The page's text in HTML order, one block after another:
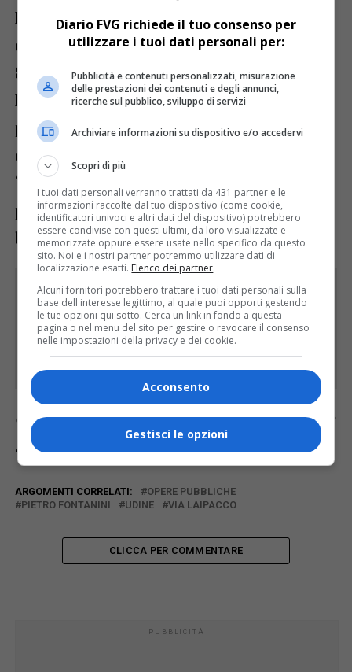
La nuova pista, realizzata con un asfalto
drenante di colore rosso, di sviluppa per
800 metri lungo il versante nord di via
Laipacco. Tra le sue particolarità ha la
presenza di speciali archetti in
corrispondenza dei passi carrai, per
“proteggere” l’uscita dalle case delle
persone rispetto al passaggio delle
biciclette.
Rimani aggiornato seguendoci su Google
News!
Continua a leggere le notizie diDiario FVG
segui la nostra
pagina Facebook
ARGOMENTI CORRELATI:
OPERE PUBBLICHE
PIETRO FONTANINI
UDINE VIA LAIPACCO
CLICCA PER COMMENTARE
PUBBLICITÀ
Diario FVG richiede il tuo consenso per
utilizzare i tuoi dati personali per:
Pubblicità e contenuti personalizzati, misurazione
delle prestazioni dei contenuti e degli annunci,
ricerche sul pubblico, sviluppo di servizi
Archiviare informazioni su dispositivo e/o accedervi
Scopri di più
I tuoi dati personali verranno trattati da 431 partner e le
informazioni raccolte dal tuo dispositivo (come cookie,
identificatori univoci e altri dati del dispositivo) potrebbero
essere condivise con questi ultimi, da loro visualizzate e
memorizzate oppure essere usate nello specifico da questo
sito. Noi e i nostri partner potremmo utilizzare dati di
localizzazione esatti. Elenco dei partner.
Alcuni fornitori potrebbero trattare i tuoi dati personali sulla
base dell'interesse legittimo, al quale puoi opporti gestendo
le tue opzioni qui sotto. Cerca un link in fondo a questa
pagina o nel menu del sito per gestire o revocare il consenso
nelle impostazioni della privacy e dei cookie.
Acconsento
Gestisci le opzioni